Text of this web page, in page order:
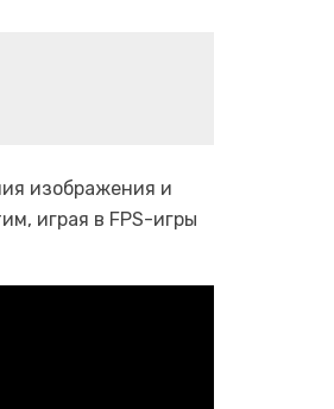
изображения и
играя в FPS-игры